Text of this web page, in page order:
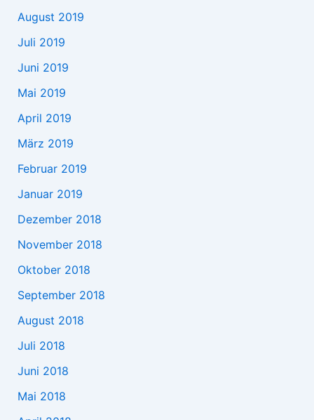
August 2019
Juli 2019
Juni 2019
Mai 2019
April 2019
März 2019
Februar 2019
Januar 2019
Dezember 2018
November 2018
Oktober 2018
September 2018
August 2018
Juli 2018
Juni 2018
Mai 2018